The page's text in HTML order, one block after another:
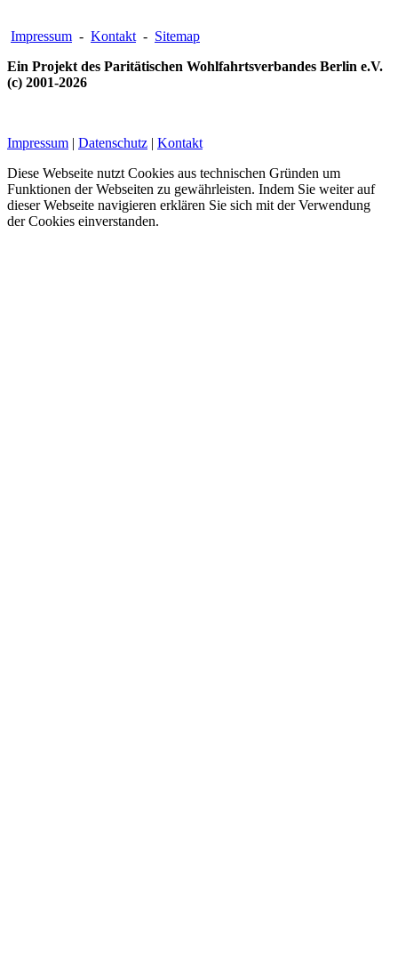
Impressum - Kontakt - Sitemap
Ein Projekt des Paritätischen Wohlfahrtsverbandes Berlin e.V.
(c) 2001-2026
Impressum | Datenschutz | Kontakt
Diese Webseite nutzt Cookies aus technischen Gründen um
Funktionen der Webseiten zu gewährleisten. Indem Sie weiter auf
dieser Webseite navigieren erklären Sie sich mit der Verwendung
der Cookies einverstanden.